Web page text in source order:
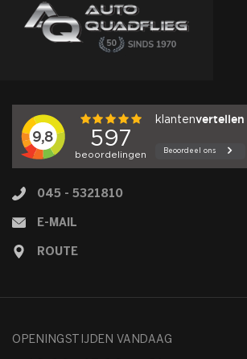
045 - 5321810
E-MAIL
ROUTE
OPENINGSTIJDEN VANDAAG